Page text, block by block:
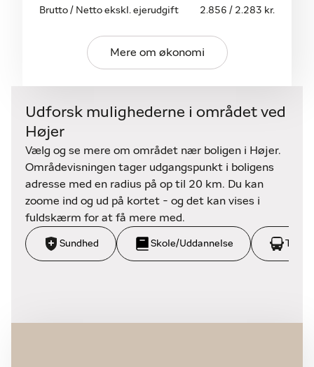
Kunne dette være et hus for dig? Kontakt os direkte
vi? Det håber jeg virkelig vi gør.
Brutto / Netto ekskl. ejerudgift
2.856 / 2.283 kr.
Mere om økonomi
Udforsk mulighederne i området ved
Højer
Vælg og se mere om området nær boligen i Højer.
Områdevisningen tager udgangspunkt i boligens
adresse med en radius på op til 20 km. Du kan
zoome ind og ud på kortet - og det kan vises i
fuldskærm for at få mere med.
Sundhed Skole/Uddannelse